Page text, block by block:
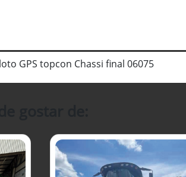
GPS topcon Chassi final 06075